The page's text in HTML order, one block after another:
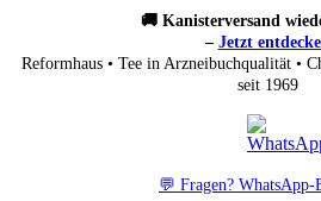
🚚 Kanisterversand
– Jetzt
Reformhaus • Tee in Arzneibuchqualität •
seit 1969
💬 Fragen? WhatsApp-